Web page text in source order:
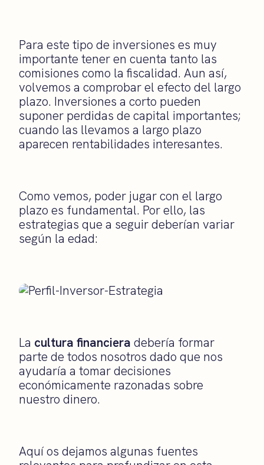
Para este tipo de inversiones es muy
importante tener en cuenta tanto las
comisiones como la fiscalidad. Aun así,
volvemos a comprobar el efecto del largo
plazo. Inversiones a corto pueden
suponer perdidas de capital importantes;
cuando las llevamos a largo plazo
aparecen rentabilidades interesantes.
Como vemos, poder jugar con el largo
plazo es fundamental. Por ello, las
estrategias que a seguir deberían variar
según la edad:
La cultura financiera debería formar
parte de todos nosotros dado que nos
ayudaría a tomar decisiones
económicamente razonadas sobre
nuestro dinero.
Aquí os dejamos algunas fuentes